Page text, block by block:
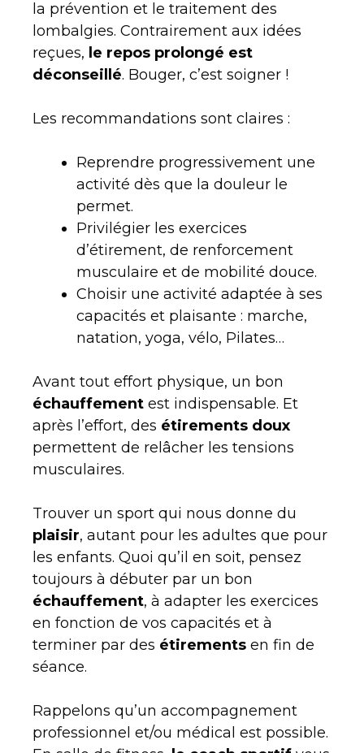
la prévention et le traitement des
lombalgies. Contrairement aux idées
reçues, le repos prolongé est
déconseillé. Bouger, c’est soigner !
Les recommandations sont claires :
Reprendre progressivement une
activité dès que la douleur le
permet.
Privilégier les exercices
d’étirement, de renforcement
musculaire et de mobilité douce.
Choisir une activité adaptée à ses
capacités et plaisante : marche,
natation, yoga, vélo, Pilates…
Avant tout effort physique, un bon
échauffement est indispensable. Et
après l’effort, des étirements doux
permettent de relâcher les tensions
musculaires.
Trouver un sport qui nous donne du
plaisir, autant pour les adultes que pour
les enfants. Quoi qu’il en soit, pensez
toujours à débuter par un bon
échauffement, à adapter les exercices
en fonction de vos capacités et à
terminer par des étirements en fin de
séance.
Rappelons qu’un accompagnement
professionnel et/ou médical est possible.